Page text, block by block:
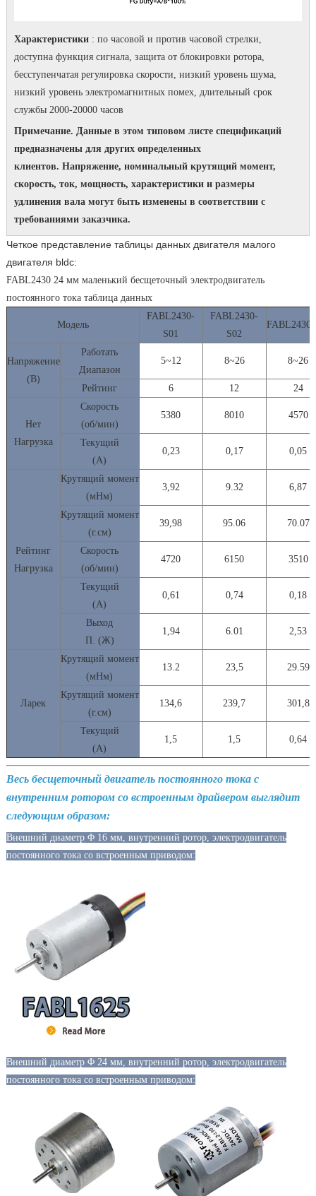
Характеристики: по часовой и против часовой стрелки,
доступна функция сигнала, защита от блокировки ротора,
бесступенчатая регулировка скорости, низкий уровень шума,
низкий уровень электромагнитных помех, длительный срок
службы 2000-20000 часов
Примечание. Данные в этом типовом листе спецификаций
предназначены для других определенных
клиентов. Напряжение, номинальный крутящий момент,
скорость, ток, мощность, характеристики и размеры
удлинения вала могут быть изменены в соответствии с
требованиями заказчика.
Четкое представление таблицы данных двигателя малого
двигателя bldc:
FABL2430 24 мм маленький бесщеточный электродвигатель
постоянного тока таблица данных
Модель
FABL2430-
S01
FABL2430-
S02
FABL2430-
Напряжение
(В)
Работать
Диапазон
5~12 8~26 8~26
Рейтинг 6 12 24
Нет
Нагрузка
Скорость
(об/мин)
5380 8010 4570
Текущий
(А)
0,23 0,17 0,05
Рейтинг
Нагрузка
Крутящий момент
(мНм)
3,92 9.32 6,87
Крутящий момент
(г.см)
39,98 95.06 70.07
Скорость
(об/мин)
4720 6150 3510
Текущий
(А)
0,61 0,74 0,18
Выход
П. (Ж)
1,94 6.01 2,53
Ларек
Крутящий момент
(мНм)
13.2 23,5 29.59
Крутящий момент
(г.см)
134,6 239,7 301,8
Текущий
(А)
1,5 1,5 0,64
Весь бесщеточный двигатель постоянного тока с
внутренним ротором со встроенным драйвером выглядит
следующим образом:
Внешний диаметр Φ 16 мм, внутренний ротор, электродвигатель
постоянного тока со встроенным приводом:
Внешний диаметр Φ 24 мм, внутренний ротор, электродвигатель
постоянного тока со встроенным приводом: